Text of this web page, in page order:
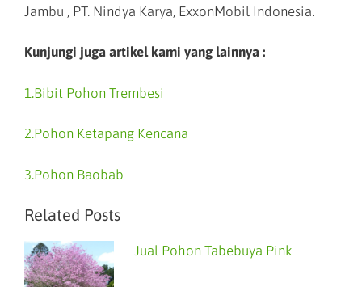
Jambu , PT. Nindya Karya, ExxonMobil Indonesia.
Kunjungi juga artikel kami yang lainnya :
1.Bibit Pohon Trembesi
2.Pohon Ketapang Kencana
3.Pohon Baobab
Related Posts
Jual Pohon Tabebuya Pink